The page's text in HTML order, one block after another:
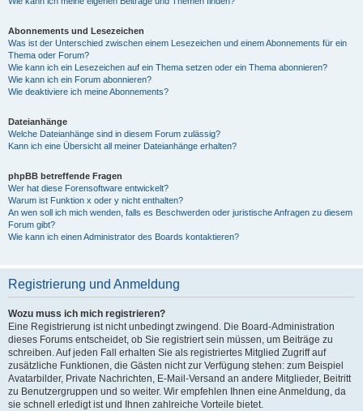
Abonnements und Lesezeichen
Was ist der Unterschied zwischen einem Lesezeichen und einem Abonnements für ein
Thema oder Forum?
Wie kann ich ein Lesezeichen auf ein Thema setzen oder ein Thema abonnieren?
Wie kann ich ein Forum abonnieren?
Wie deaktiviere ich meine Abonnements?
Dateianhänge
Welche Dateianhänge sind in diesem Forum zulässig?
Kann ich eine Übersicht all meiner Dateianhänge erhalten?
phpBB betreffende Fragen
Wer hat diese Forensoftware entwickelt?
Warum ist Funktion x oder y nicht enthalten?
An wen soll ich mich wenden, falls es Beschwerden oder juristische Anfragen zu diesem
Forum gibt?
Wie kann ich einen Administrator des Boards kontaktieren?
Registrierung und Anmeldung
Wozu muss ich mich registrieren?
Eine Registrierung ist nicht unbedingt zwingend. Die Board-Administration
dieses Forums entscheidet, ob Sie registriert sein müssen, um Beiträge zu
schreiben. Auf jeden Fall erhalten Sie als registriertes Mitglied Zugriff auf
zusätzliche Funktionen, die Gästen nicht zur Verfügung stehen: zum Beispiel
Avatarbilder, Private Nachrichten, E-Mail-Versand an andere Mitglieder, Beitritt
zu Benutzergruppen und so weiter. Wir empfehlen Ihnen eine Anmeldung, da
sie schnell erledigt ist und Ihnen zahlreiche Vorteile bietet.